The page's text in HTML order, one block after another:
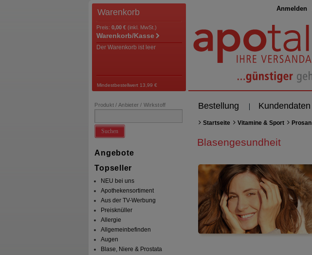
Anmelden
Warenkorb
Preis: 0,00 € (inkl. MwSt.)
Warenkorb/Kasse
Der Warenkorb ist leer
Mindestbestellwert 13,99 €
Bestellung Kundendaten
Produkt / Anbieter / Wirkstoff
Suchen
Angebote
Topseller
NEU bei uns
Apothekensortiment
Aus der TV-Werbung
Preisknüller
Allergie
Allgemeinbefinden
Augen
Blase, Niere & Prostata
Startseite Vitamine & Sport Prosan
Blasengesundheit